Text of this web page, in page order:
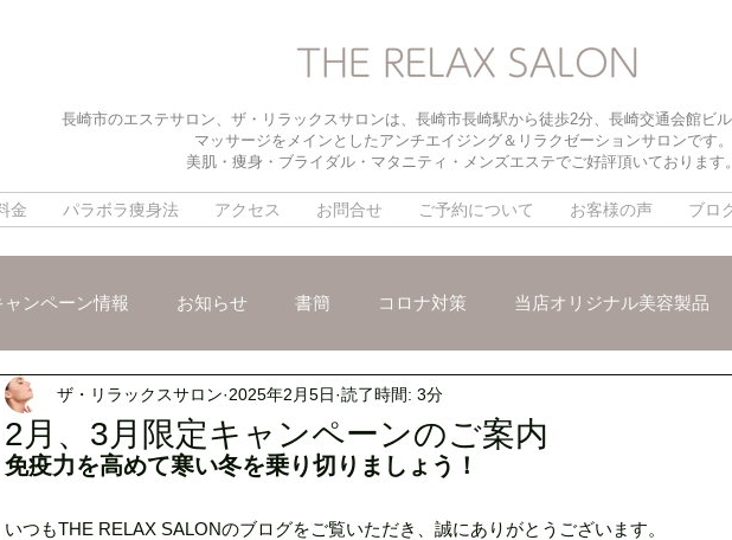
長崎市のエステサロン、ザ・リラックスサロンは、長崎市長崎駅から徒歩2分、長崎交通会館ビル
マッサージをメインとしたアンチエイジング＆リラクゼーションサロンです。
美肌・痩身・ブライダル・マタニティ・メンズエステでご好評頂いております。
金 パラボラ痩身法 アクセス お問合せ ご予約について お客様の声 ブロ
ャンペーン情報 お知らせ 書簡 コロナ対策 当店オリジナル美容製品
介 スタッフおススメ パイラソード ブライダルメニュー
2月、3月限定キャンペーンのご案内
ザ・リラックスサロン 2025年2月5日 読了時間: 3分
免疫力を高めて寒い冬を乗り切りましょう！
いつもTHE RELAX SALONのブログをご覧いただき、誠にありがとうございます。